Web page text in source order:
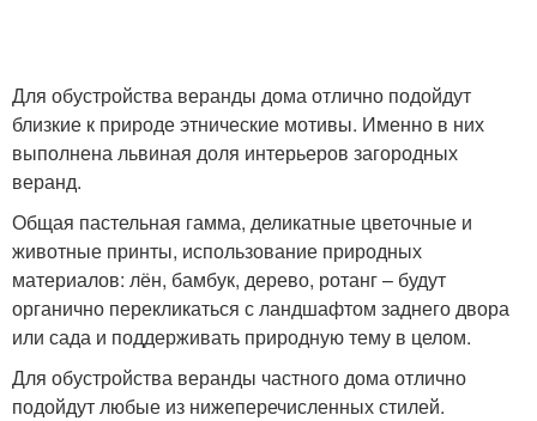
Для обустройства веранды дома отлично подойдут
близкие к природе этнические мотивы. Именно в них
выполнена львиная доля интерьеров загородных
веранд.
Общая пастельная гамма, деликатные цветочные и
животные принты, использование природных
материалов: лён, бамбук, дерево, ротанг – будут
органично перекликаться с ландшафтом заднего двора
или сада и поддерживать природную тему в целом.
Для обустройства веранды частного дома отлично
подойдут любые из нижеперечисленных стилей.